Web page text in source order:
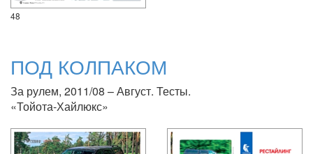
48
ПОД КОЛПАКОМ
За рулем, 2011/08 – Август. Тесты.
«Тойота-Хайлюкс»